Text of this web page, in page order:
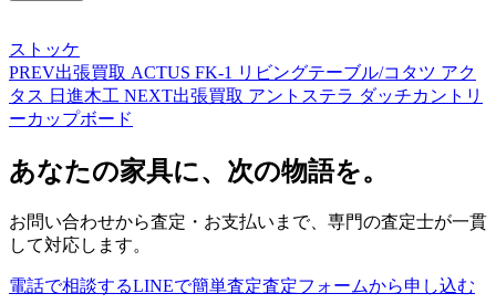
ストッケ
PREV出張買取 ACTUS FK-1 リビングテーブル/コタツ アク
タス 日進木工 NEXT出張買取 アントステラ ダッチカントリ
ーカップボード
あなたの家具に、次の物語を。
お問い合わせから査定・お支払いまで、専門の査定士が一貫
して対応します。
電話で相談するLINEで簡単査定査定フォームから申し込む